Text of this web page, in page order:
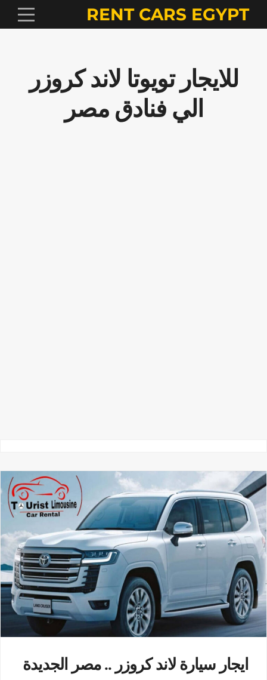
RENT CARS EGYPT
للايجار تويوتا لاند كروزر
الي فنادق مصر
ايجار سيارة لاند كروزر .. مصر الجديدة